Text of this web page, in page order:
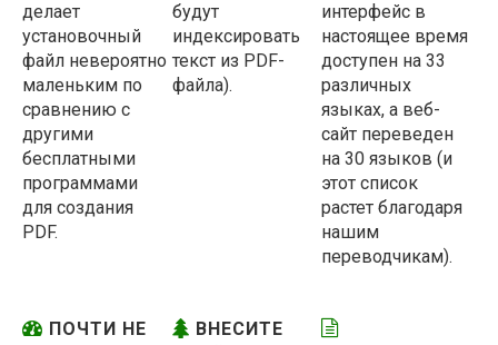
делает
установочный
файл невероятно
маленьким по
сравнению с
другими
бесплатными
программами
для создания
PDF.
будут
индексировать
текст из PDF-
файла).
интерфейс в
настоящее время
доступен на 33
различных
языках, а веб-
сайт переведен
на 30 языков (и
этот список
растет благодаря
нашим
переводчикам).
ПОЧТИ НЕ
ВНЕСИТЕ